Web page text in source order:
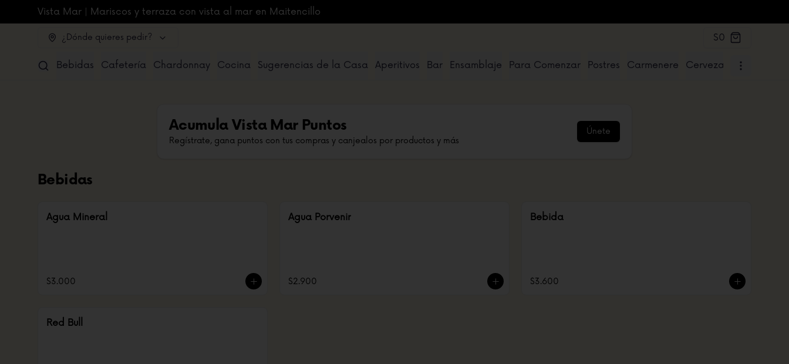
Vista Mar | Mariscos y terraza con vista al mar en Maitencillo
¿Dónde quieres pedir? $0
Bebidas Cafetería Chardonnay Cocina Sugerencias de la Casa Aperitivos Bar Ensamblaje Para Comenzar Postres Carmenere Cervezas Para
Acumula Vista Mar Puntos
Regístrate, gana puntos con tus compras y canjealos por productos y más
Únete
Bebidas
Agua Mineral
$3.000
Agua Porvenir
$2.900
Bebida
$3.600
Red Bull